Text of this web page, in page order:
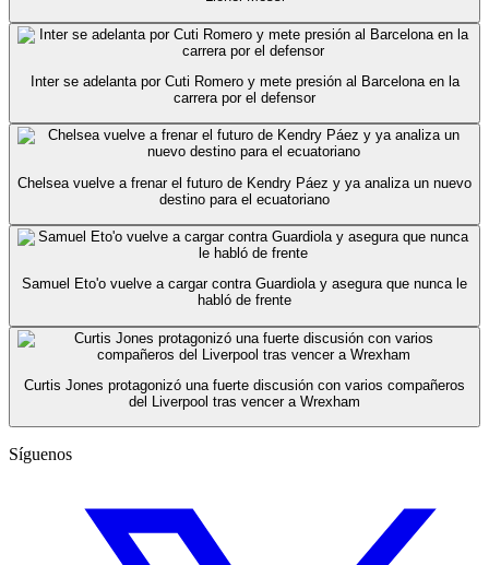
Inter se adelanta por Cuti Romero y mete presión al Barcelona en la
carrera por el defensor
Chelsea vuelve a frenar el futuro de Kendry Páez y ya analiza un nuevo
destino para el ecuatoriano
Samuel Eto'o vuelve a cargar contra Guardiola y asegura que nunca le
habló de frente
Curtis Jones protagonizó una fuerte discusión con varios compañeros
del Liverpool tras vencer a Wrexham
Síguenos